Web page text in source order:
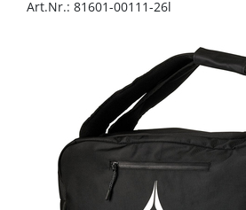
Art.Nr.: 81601-00111-26l